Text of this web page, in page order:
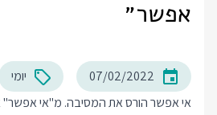
אפשר״
07/02/2022
יומי
אי אפשר הורס את המסיבה. מ"אי אפשר"